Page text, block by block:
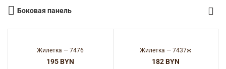
Боковая панель
Жилетка — 7476
BYN
Жилетка — 7437ж
BYN